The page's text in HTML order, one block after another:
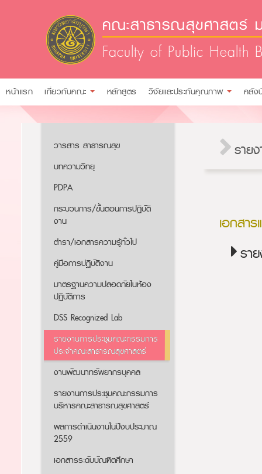
คณะสาธารณสุขศาสตร์
Faculty of Public Health
หน้าแรก เกี่ยวกับคณะ หลักสูตร วิจัยและประกันคุณภาพ คลั
วารสาร สาธารณสุข
บทความวิทยุ
PDPA
กระบวนการ/ขั้นตอนการปฏิบัติ
งาน
ตำรา/เอกสารความรู้ทั่วไป
คู่มือการปฏิบัติงาน
มาตรฐานความปลอดภัยในห้อง
ปฏิบัติการ
DSS Recognized Lab
รายงานการประชุมคณะกรรมการ
ประจำคณะสาธารณสุขศาสตร์
งานพัฒนาทรัพยากรบุคคล
รายงานการประชุมคณะกรรมการ
บริหารคณะสาธารณสุขศาสตร์
ผลการดำเนินงานในปีงบประมาณ
2559
เอกสารระดับบัณฑิตศึกษา
ราย
เอกสา
รา